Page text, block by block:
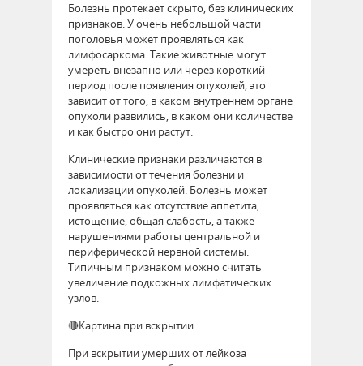
Болезнь протекает скрыто, без клинических
признаков. У очень небольшой части
поголовья может проявляться как
лимфосаркома. Такие животные могут
умереть внезапно или через короткий
период после появления опухолей, это
зависит от того, в каком внутреннем органе
опухоли развились, в каком они количестве
и как быстро они растут.
Клинические признаки различаются в
зависимости от течения болезни и
локализации опухолей. Болезнь может
проявляться как отсутствие аппетита,
истощение, общая слабость, а также
нарушениями работы центральной и
периферической нервной системы.
Типичным признаком можно считать
увеличение подкожных лимфатических
узлов.
🔴Картина при вскрытии
При вскрытии умерших от лейкоза